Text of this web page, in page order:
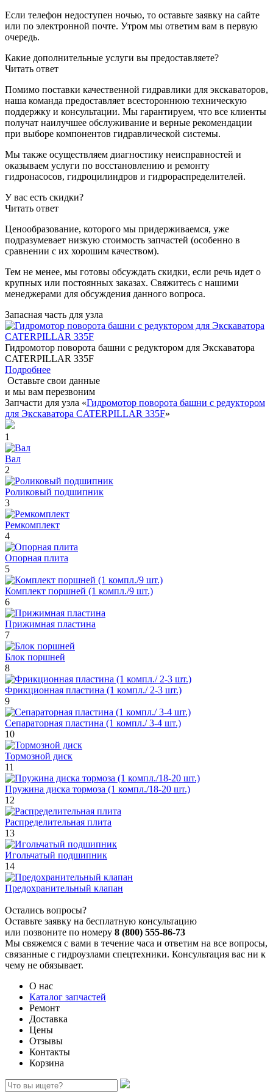
Если телефон недоступен ночью, то оставьте заявку на сайте
или по электронной почте. Утром мы ответим вам в первую
очередь.
Какие дополнительные услуги вы предоставляете?
Читать ответ
Помимо поставки качественной гидравлики для экскаваторов,
наша команда предоставляет всестороннюю техническую
поддержку и консультации. Мы гарантируем, что все клиенты
получат наилучшее обслуживание и верные рекомендации
при выборе компонентов гидравлической системы.
Мы также осуществляем диагностику неисправностей и
оказываем услуги по восстановлению и ремонту
гидронасосов, гидроцилиндров и гидрораспределителей.
У вас есть скидки?
Читать ответ
Ценообразование, которого мы придерживаемся, уже
подразумевает низкую стоимость запчастей (особенно в
сравнении с их хорошим качеством).
Тем не менее, мы готовы обсуждать скидки, если речь идет о
крупных или постоянных заказах. Свяжитесь с нашими
менеджерами для обсуждения данного вопроса.
Запасная часть для узла
Гидромотор поворота башни с редуктором для Экскаватора
CATERPILLAR 335F
Подробнее
Оставьте свои данные
и мы вам перезвоним
Запчасти для узла «Гидромотор поворота башни с редуктором
для Экскаватора CATERPILLAR 335F»
1
Вал
2
Роликовый подшипник
3
Ремкомплект
4
Опорная плита
5
Комплект поршней (1 компл./9 шт.)
6
Прижимная пластина
7
Блок поршней
8
Фрикционная пластина (1 компл./ 2-3 шт.)
9
Сепараторная пластина (1 компл./ 3-4 шт.)
10
Тормозной диск
11
Пружина диска тормоза (1 компл./18-20 шт.)
12
Распределительная плита
13
Игольчатый подшипник
14
Предохранительный клапан
Остались вопросы?
Оставьте заявку на бесплатную консультацию
или позвоните по номеру 8 (800) 555-86-73
Мы свяжемся с вами в течение часа и ответим на все вопросы,
связанные с гидроузлами спецтехники. Консультация вас ни к
чему не обязывает.
О нас
Каталог запчастей
Ремонт
Доставка
Цены
Отзывы
Контакты
Корзина